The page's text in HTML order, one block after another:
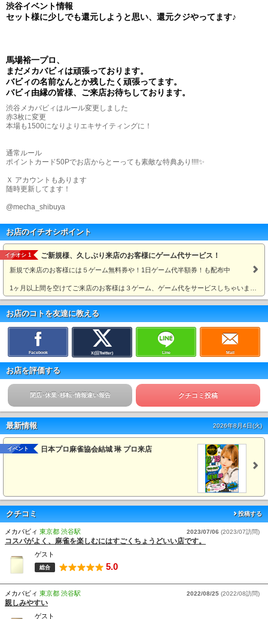
渋谷イベント情報
セット様に少しでも還元しようと思い、還元クジやってます♪
馬場裕一プロ、
まだメカバビィは頑張っております。
バビィの名前なんとか残したく頑張ってます。
バビィ由縁の皆様、ご来店お待ちしております。
渋谷メカバビィはルール変更しました
赤3枚に変更
本場も1500になりよりエキサイティングに！
通常ルール
ポイントカード50Pでお店からとーっても素敵な特典あり!!!!✨
Ｘ アカウントもあります
随時更新してます！
@mecha_shibuya
お店のイチオシポイント
イチオシ 1 ご新規様、久しぶり来店のお客様にゲーム代サービス！
新規で来店のお客様には５ゲーム無料券や！1日ゲーム代半額券！も配布中
1ヶ月以上間を空けてご来店のお客様は３ゲーム、ゲーム代をサービスしちゃいま…
お店のコトを友達に教える
Facebook X(旧Twitter) Line Mail
お店を評価する
閉店･休業･移転･情報違い報告 クチコミ投稿
最新情報 2026年8月4日(火)
イベント 日本プロ麻雀協会結城 琳 プロ来店
クチコミ 投稿する
メカバビィ 東京都 渋谷駅
コスパがよく、麻雀を楽しむにはすごくちょうどいい店です。
2023/07/06 (2023/07訪問)
ゲスト
総合 5.0
メカバビィ 東京都 渋谷駅
親しみやすい
2022/08/25(2022/08訪問)
ゲスト